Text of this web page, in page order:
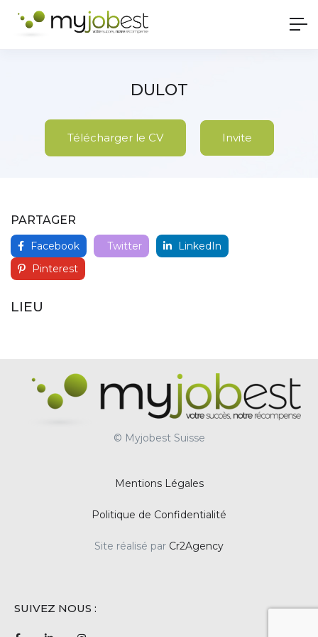
DULOT
Télécharger le CV Invite
PARTAGER
Facebook Twitter
LinkedIn
Pinterest
LIEU
© Myjobest Suisse
Mentions Légales
Politique de Confidentialité
Site réalisé par Cr2Agency
SUIVEZ NOUS :